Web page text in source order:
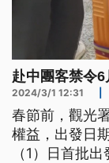
赴中團客禁令
2024/3/1 12:31
春節前，觀光
權益，出發日
（1）日首批